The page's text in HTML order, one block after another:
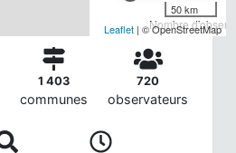
Nombre
50 km
Leaflet | © OpenStreetMap
1 403
communes
720
observateurs